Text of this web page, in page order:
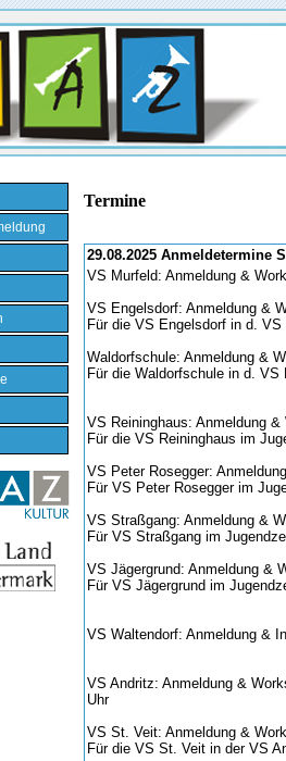
Termine
29.08.2025 Anmeldetermine
VS Murfeld: Anmeldung &
VS Engelsdorf: Anmeldung &
Für die VS Engelsdorf in d.
Waldorfschule: Anmeldung &
Für die Waldorfschule in d.
VS Reininghaus: Anmeldung
Für die VS Reininghaus im
VS Peter Rosegger:
Für VS Peter Rosegger im
VS Straßgang: Anmeldung &
Für VS Straßgang im
VS Jägergrund: Anmeldung &
Für VS Jägergrund im
VS Waltendorf: Anmeldung &
VS Andritz: Anmeldung &
Uhr
VS St. Veit: Anmeldung &
Für die VS St. Veit in der VS